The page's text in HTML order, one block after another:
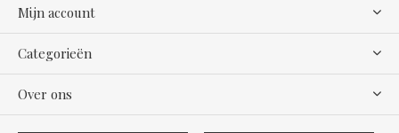
Mijn account
Categorieën
Over ons